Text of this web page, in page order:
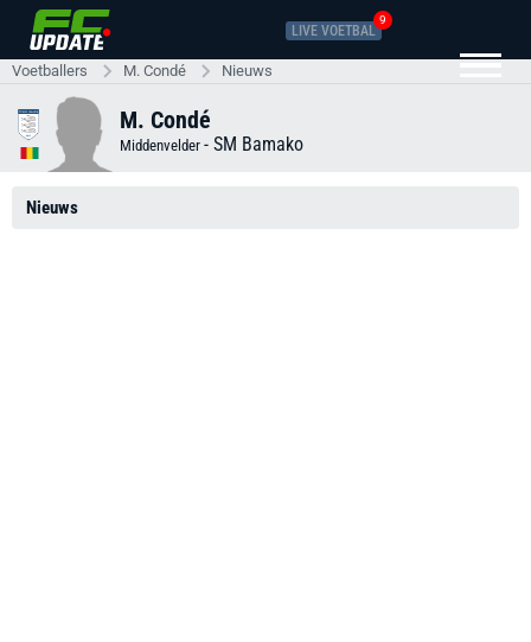
LIVE VOETBAL
9
Voetballers M. Condé Nieuws
M. Condé
Middenvelder - SM Bamako
Nieuws